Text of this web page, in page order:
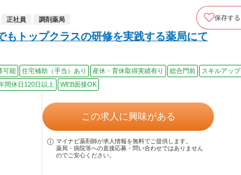
正社員 調剤薬局 保存する
もトップクラスの研修を実践する薬局にて
可能 住宅補助（手当）あり 産休・育休取得実績有り 総合門前
スキルアップ
間休日120日以上 WEB面接OK
この求人に興味がある
マイナビ薬剤師が求人情報を無料でご提供します。
薬局・病院等への直接応募・問い合わせではありません
のでご安心ください。